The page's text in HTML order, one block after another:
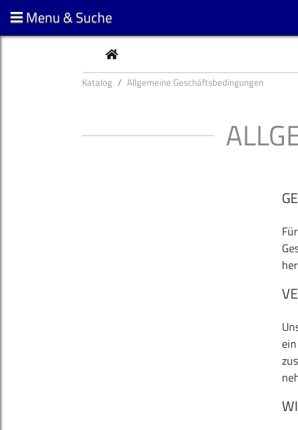
Menu & Suche
CURRENT
Katalog Allgemeine Geschäftsbedingungen